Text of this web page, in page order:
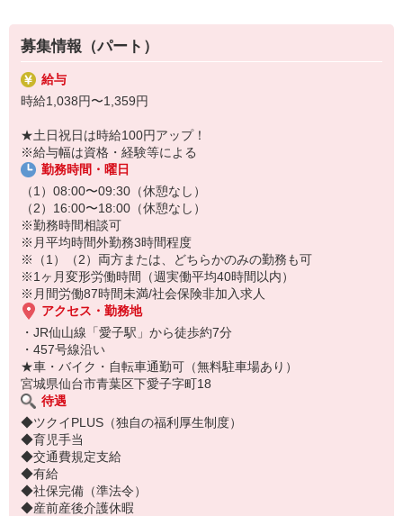
・パートは特別手当の支給あり
★＼サービス・職種の魅力／
送迎業務を通して、お客様から感謝の言葉を直接いただけたり、信
頼関係を築いていくことができ、異なる職種がチームでお客様を支
え、支援していくことに大きなやりがいがあります。日勤の勤務で
募集情報（パート）
給与
時給1,038円〜1,359円
★土日祝日は時給100円アップ！
※給与幅は資格・経験等による
勤務時間・曜日
（1）08:00〜09:30（休憩なし）
（2）16:00〜18:00（休憩なし）
※勤務時間相談可
※月平均時間外勤務3時間程度
※（1）（2）両方または、どちらかのみの勤務も可
※1ヶ月変形労働時間（週実働平均40時間以内）
※月間労働87時間未満/社会保険非加入求人
アクセス・勤務地
・JR仙山線「愛子駅」から徒歩約7分
・457号線沿い
★車・バイク・自転車通勤可（無料駐車場あり）
宮城県仙台市青葉区下愛子字町18
待遇
◆ツクイPLUS（独自の福利厚生制度）
◆育児手当
◆交通費規定支給
◆有給
◆社保完備（準法令）
◆産前産後介護休暇